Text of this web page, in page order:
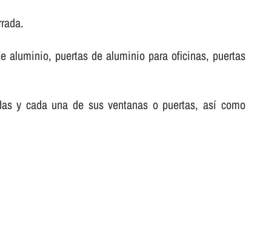
aluminio, puertas de aluminio para oficinas, puertas
y cada una de sus ventanas o puertas, así­ como